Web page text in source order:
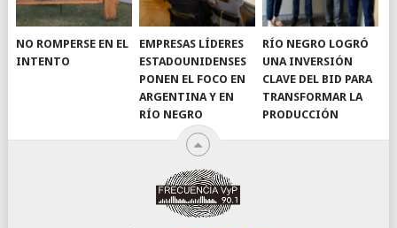
NO ROMPERSE EN EL
INTENTO
EMPRESAS LÍDERES
ESTADOUNIDENSES
PONEN EL FOCO EN
ARGENTINA Y EN
RÍO NEGRO
RÍO NEGRO LOGRÓ
UNA INVERSIÓN
CLAVE DEL BID PARA
TRANSFORMAR LA
PRODUCCIÓN